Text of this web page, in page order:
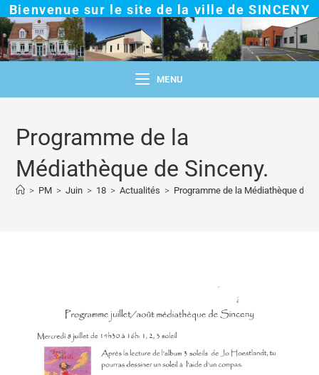
Bienvenue sur le site de la ville de SINCENY
MENU
Programme de la
Médiathèque de Sinceny.
> PM > Juin > 18 > Actualités > Programme de la Médiathèque de